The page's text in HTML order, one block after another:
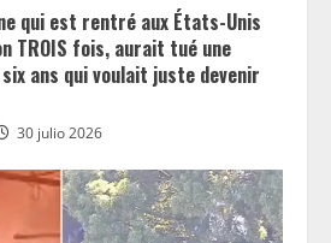
qui est rentré aux États-Unis
TROIS fois, aurait tué une
ans qui voulait juste devenir
30 julio 2026